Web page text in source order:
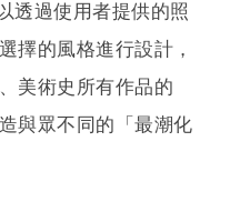
透過使用者提供的照
擇的風格進行設計，
美術史所有作品的
與眾不同的「最潮化